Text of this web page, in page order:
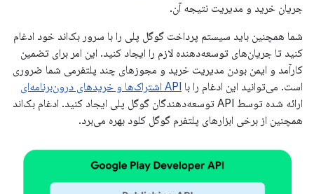
جریان خرید و مدیریت نتیجه آن.
شما همچنین باید سیستم پرداخت گوگل پلی را با سرور بک‌اند خود ادغام
کنید تا جریان‌های توسعه‌دهنده لازم را ایجاد کنید. این امر برای تضمین
کارآمد و ایمن بودن مدیریت خرید و مجوزهای چند پلتفرمی شما ضروری
است. می‌توانید این ادغام را با API اشتراک‌ها و خریدهای درون‌برنامه‌ای
ارائه شده توسط API توسعه‌دهندگان گوگل پلی ایجاد کنید. ادغام بک‌اند
همچنین از برخی ابزارهای پلتفرم گوگل کلود بهره می‌برد.